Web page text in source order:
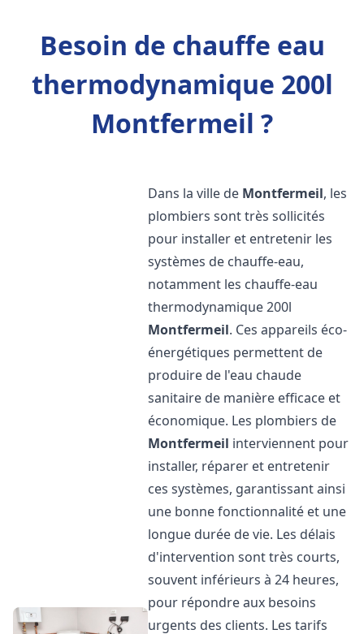
Besoin de chauffe eau
thermodynamique 200l
Montfermeil ?
Dans la ville de Montfermeil, les
plombiers sont très sollicités
pour installer et entretenir les
systèmes de chauffe-eau,
notamment les chauffe-eau
thermodynamique 200l
Montfermeil. Ces appareils éco-
énergétiques permettent de
produire de l'eau chaude
sanitaire de manière efficace et
économique. Les plombiers de
Montfermeil interviennent pour
installer, réparer et entretenir
ces systèmes, garantissant ainsi
une bonne fonctionnalité et une
longue durée de vie. Les délais
d'intervention sont très courts,
souvent inférieurs à 24 heures,
pour répondre aux besoins
urgents des clients. Les tarifs